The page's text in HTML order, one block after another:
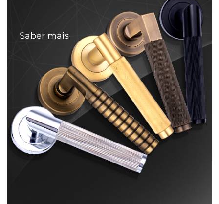
HB01 Suporte de corrimão maior
Saber mais
Saber mais